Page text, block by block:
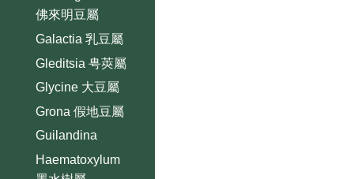
佛來明豆屬
Galactia 乳豆屬
Gleditsia 甹莢屬
Glycine 大豆屬
Grona 假地豆屬
Guilandina
Haematoxylum